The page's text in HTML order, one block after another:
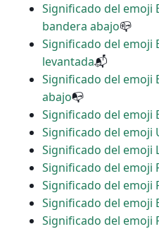
Significado del emoji
bandera abajo📪
Significado del emoji
levantada📬
Significado del emoji
abajo📭
Significado del emoji
Significado del emoji
Significado del emoji
Significado del emoji
Significado del emoji
Significado del emoji
Significado del emoji